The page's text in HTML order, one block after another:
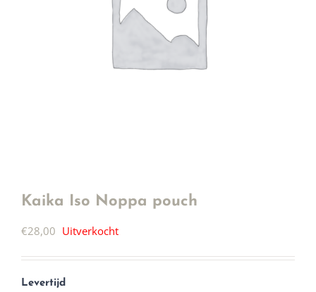
Kaika Iso Noppa pouch
€28,00 Uitverkocht
Levertijd